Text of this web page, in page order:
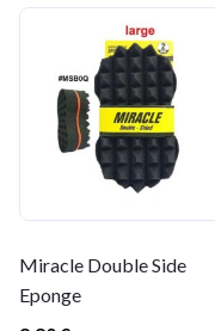
Miracle Double Side
Eponge